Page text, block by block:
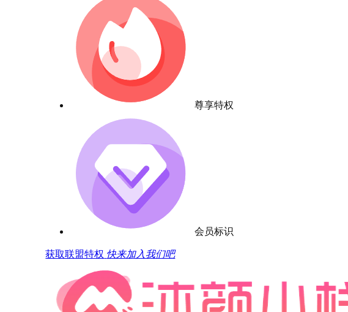
尊享特权
会员标识
获取联盟特权 快来加入我们吧